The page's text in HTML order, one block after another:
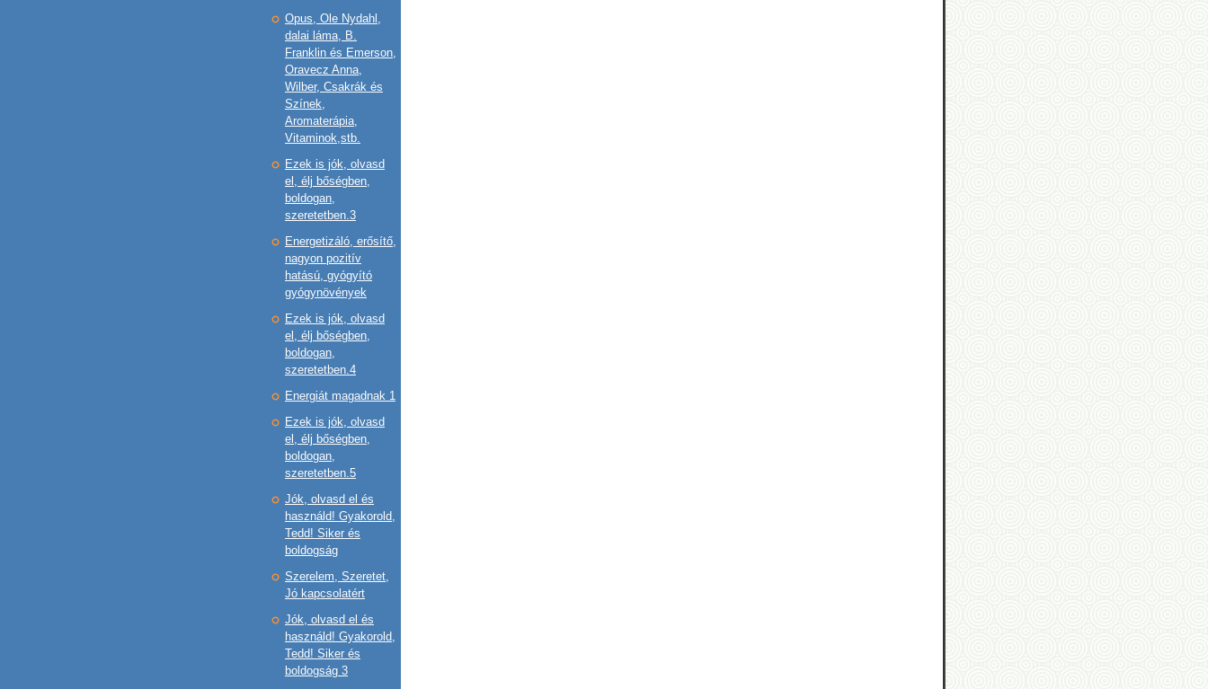
Opus, Ole Nydahl,
dalai láma, B.
Franklin és Emerson,
Oravecz Anna,
Wilber, Csakrák és
Színek,
Aromaterápia,
Vitaminok,stb.
Ezek is jók, olvasd
el, élj bőségben,
boldogan,
szeretetben.3
Energetizáló, erősítő,
nagyon pozitív
hatású, gyógyító
gyógynövények
Ezek is jók, olvasd
el, élj bőségben,
boldogan,
szeretetben.4
Energiát magadnak 1
Ezek is jók, olvasd
el, élj bőségben,
boldogan,
szeretetben.5
Jók, olvasd el és
használd! Gyakorold,
Tedd! Siker és
boldogság
Szerelem, Szeretet,
Jó kapcsolatért
Jók, olvasd el és
használd! Gyakorold,
Tedd! Siker és
boldogság 3